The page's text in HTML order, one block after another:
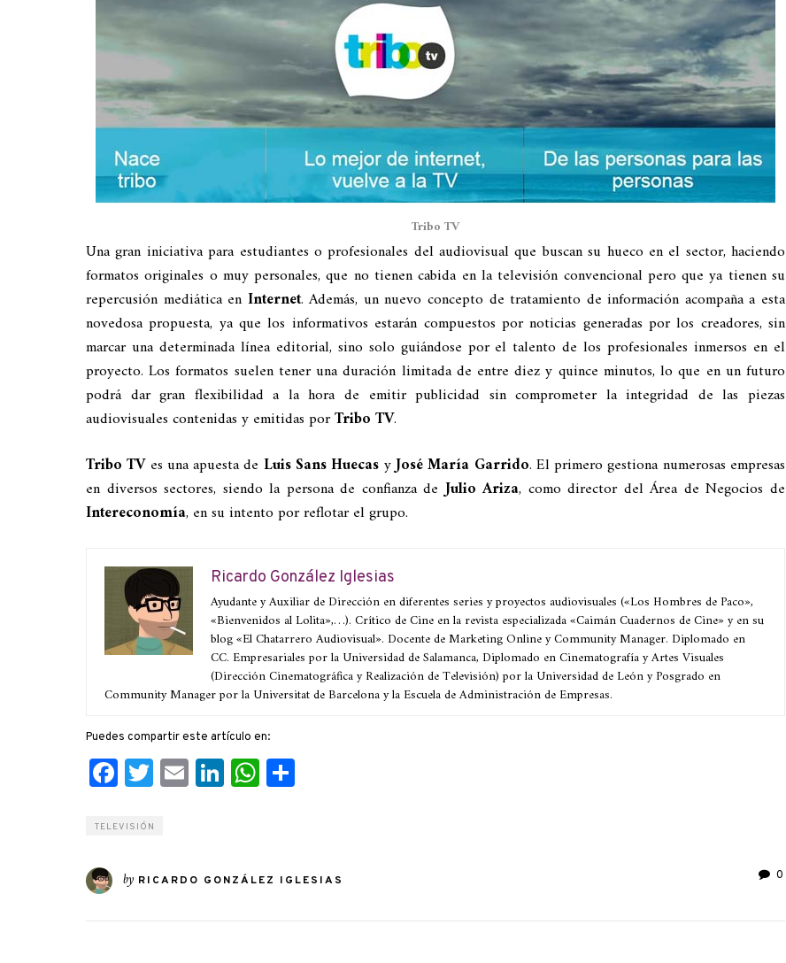
Tribo TV
Una gran iniciativa para estudiantes o profesionales del audiovisual que buscan su hueco en el sector, haciendo
formatos originales o muy personales, que no tienen cabida en la televisión convencional pero que ya tienen su
repercusión mediática en Internet. Además, un nuevo concepto de tratamiento de información acompaña a esta
novedosa propuesta, ya que los informativos estarán compuestos por noticias generadas por los creadores, sin
marcar una determinada línea editorial, sino solo guiándose por el talento de los profesionales inmersos en el
proyecto. Los formatos suelen tener una duración limitada de entre diez y quince minutos, lo que en un futuro
podrá dar gran flexibilidad a la hora de emitir publicidad sin comprometer la integridad de las piezas
audiovisuales contenidas y emitidas porTribo TV.
Tribo TVes una apuesta de Luis Sans Huecas yJosé María Garrido. El primero gestiona numerosas empresas
en diversos sectores, siendo la persona de confianza deJulio Ariza, como director del Área de Negocios de
Intereconomía, en su intento por reflotar el grupo.
Ricardo González Iglesias
Ayudante y Auxiliar de Dirección en diferentes series y proyectos audiovisuales («Los Hombres de Paco»,
«Bienvenidos al Lolita»,…). Crítico de Cine en la revista especializada «Caimán Cuadernos de Cine» y en su
blog «El Chatarrero Audiovisual». Docente de Marketing Online y Community Manager. Diplomado en
CC. Empresariales por la Universidad de Salamanca, Diplomado en Cinematografía y Artes Visuales
(Dirección Cinematográfica y Realización de Televisión) por la Universidad de León y Posgrado en
Community Manager por la Universitat de Barcelona y la Escuela de Administración de Empresas.
Puedes compartir este artículo en:
Facebook
Twitter
EmailLinkedIn
WhatsApp
TELEVISIÓN
by RICARDO GONZÁLEZ IGLESIAS 0